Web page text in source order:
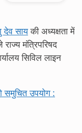
देव सायकी अध्यक्षता में
मंत्रिपरिषद
सिविल लाइन
समुचित उपयोग :